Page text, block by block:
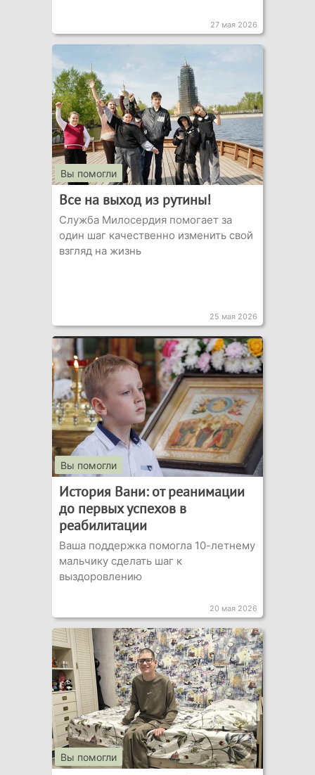
27 мая 2026
Вы помогли
Все на выход из рутины!
Служба Милосердия помогает за
один шаг качественно изменить свой
взгляд на жизнь
25 мая 2026
Вы помогли
История Вани: от реанимации
до первых успехов в
реабилитации
Ваша поддержка помогла 10-летнему
мальчику сделать шаг к
выздоровлению
20 мая 2026
Вы помогли